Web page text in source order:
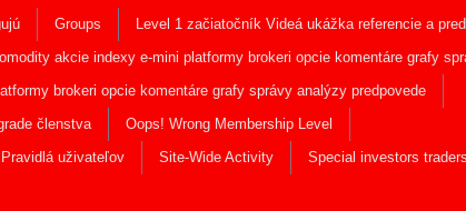
Groups Level 1 začiatočník Videá ukážka referencie a
akcie indexy e-mini platformy brokeri opcie komentáre grafy
brokeri opcie komentáre grafy správy analýzy predpovede
členstva
Oops! Wrong Membership Level
uživateľov
Site-Wide Activity
Special investors